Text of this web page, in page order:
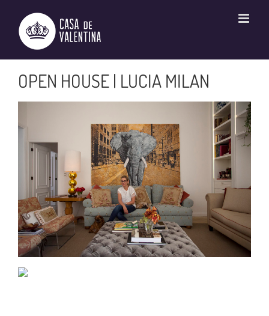
conteúdo
OPEN HOUSE | LUCIA MILAN